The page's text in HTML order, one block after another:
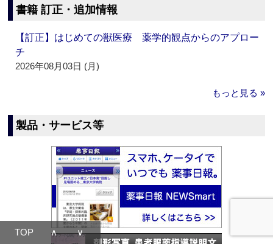
書籍 訂正・追加情報
【訂正】はじめての獣医療 薬学的観点からのアプロー
チ
2026年08月03日 (月)
もっと見る »
製品・サービス等
TOP ∧ ∨